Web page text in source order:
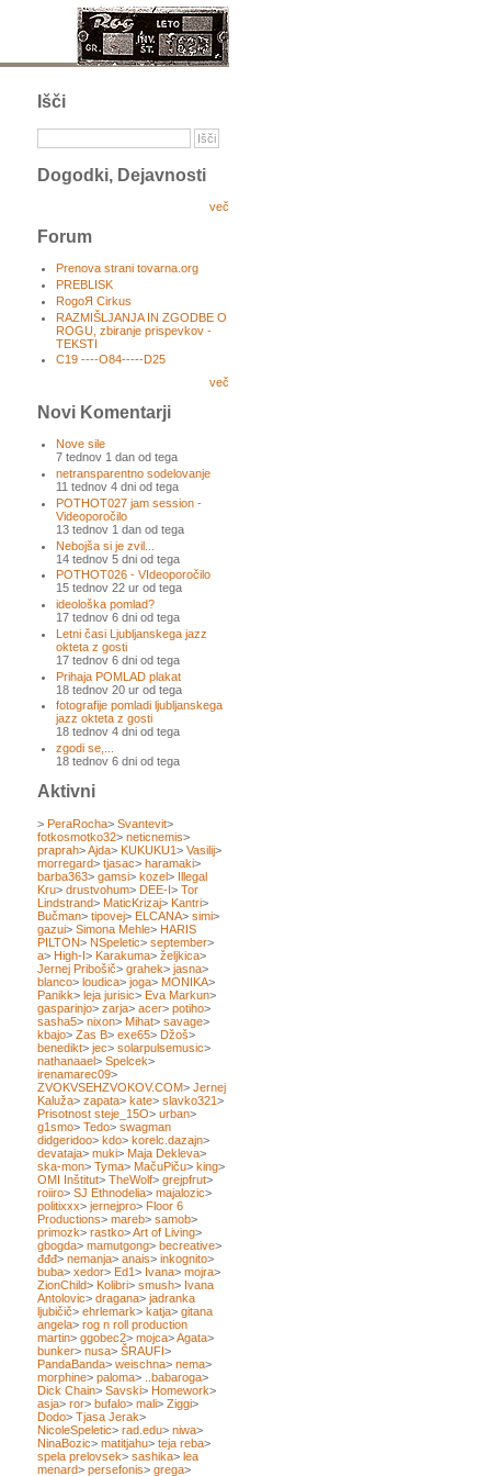
Išči
Dogodki, Dejavnosti
več
Forum
Prenova strani tovarna.org
PREBLISK
RogoЯ Cirkus
RAZMIŠLJANJA IN ZGODBE O
ROGU, zbiranje prispevkov -
TEKSTI
C19 ----O84-----D25
več
Novi Komentarji
Nove sile
7 tednov 1 dan od tega
netransparentno sodelovanje
11 tednov 4 dni od tega
POTHOT027 jam session -
Videoporočilo
13 tednov 1 dan od tega
Nebojša si je zvil...
14 tednov 5 dni od tega
POTHOT026 - VIdeoporočilo
15 tednov 22 ur od tega
ideološka pomlad?
17 tednov 6 dni od tega
Letni časi Ljubljanskega jazz
okteta z gosti
17 tednov 6 dni od tega
Prihaja POMLAD plakat
18 tednov 20 ur od tega
fotografije pomladi ljubljanskega
jazz okteta z gosti
18 tednov 4 dni od tega
zgodi se,...
18 tednov 6 dni od tega
Aktivni
> PeraRocha> Svantevit>
fotkosmotko32> neticnemis>
praprah>Ajda> KUKUKU1> Vasilij>
morregard> tjasac> haramaki>
barba363> gamsi> kozel> Illegal
Kru> drustvohum> DEE-I> Tor
Lindstrand> MaticKrizaj> Kantri>
Bučman> tipovej> ELCANA> simi>
gazui> Simona Mehle> HARIS
PILTON> NSpeletic> september>
a> High-I> Karakuma> željkica>
Jernej Pribošič> grahek> jasna>
blanco> loudica> joga> MONIKA>
Panikk> leja jurisic> Eva Markun>
gasparinjo> zarja> acer> potiho>
sasha5> nixon> Mihat> savage>
kbajo> Zas B> exe65> Džoš>
benedikt> jec> solarpulsemusic>
nathanaael> Spelcek>
irenamarec09>
ZVOKVSEHZVOKOV.COM> Jernej
Kaluža> zapata> kate> slavko321>
Prisotnost steje_15O> urban>
g1smo> Tedo> swagman
didgeridoo> kdo> korelc.dazajn>
devataja> muki> Maja Dekleva>
ska-mon> Tyma> MačuPiču> king>
OMI Inštitut> TheWolf> grejpfrut>
roiiro> SJ Ethnodelia> majalozic>
politixxx> jernejpro> Floor 6
Productions> mareb> samob>
primozk> rastko>Art of Living>
gbogda> mamutgong> becreative>
đđđ> nemanja> anais> inkognito>
buba> xedor> Ed1> Ivana> mojra>
ZionChild> Kolibri> smush> Ivana
Antolovic> dragana> jadranka
ljubičič> ehrlemark> katja> gitana
angela> rog n roll production
martin> ggobec2> mojca>Agata>
bunker> nusa> ŠRAUFI>
PandaBanda> weischna> nema>
morphine> paloma> ..babaroga>
Dick Chain> Savski> Homework>
asja> ror> bufalo> mali> Ziggi>
Dodo> Tjasa Jerak>
NicoleSpeletic> rad.edu> niwa>
NinaBozic> matitjahu> teja reba>
spela prelovsek> sashika> lea
menard> persefonis> grega>